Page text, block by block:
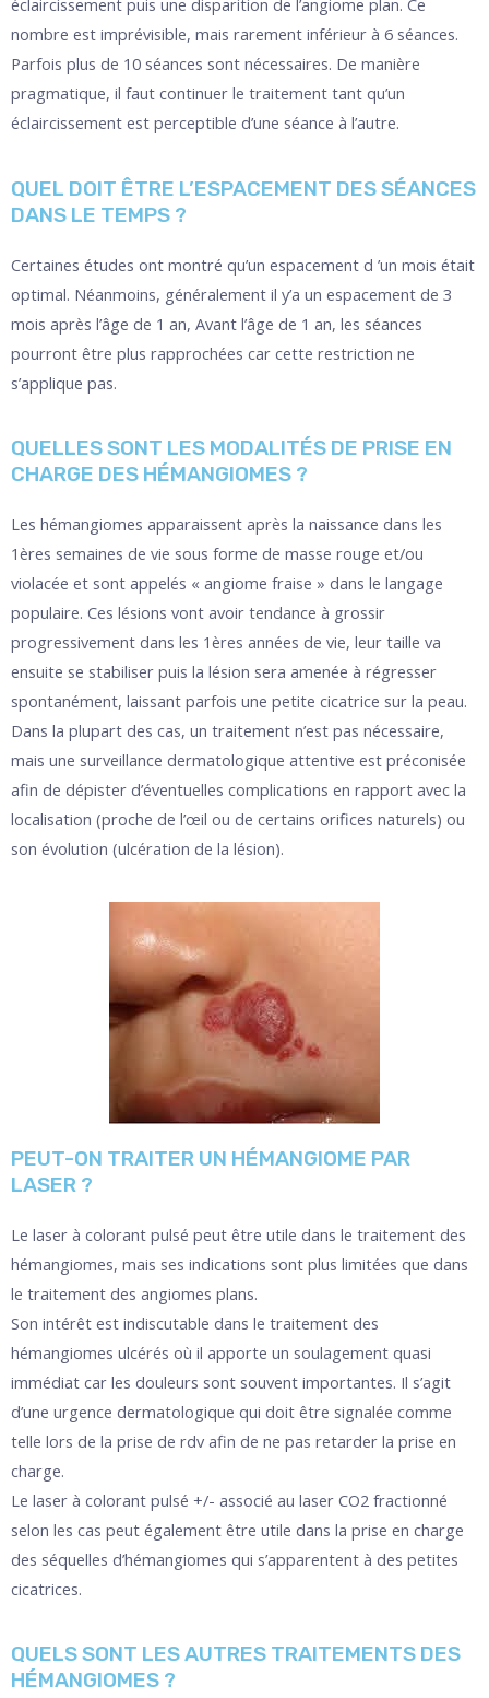
éclaircissement puis une disparition de l’angiome plan. Ce
nombre est imprévisible, mais rarement inférieur à 6 séances.
Parfois plus de 10 séances sont nécessaires. De manière
pragmatique, il faut continuer le traitement tant qu’un
éclaircissement est perceptible d’une séance à l’autre.
QUEL DOIT ÊTRE L’ESPACEMENT DES SÉANCES
DANS LE TEMPS ?
Certaines études ont montré qu’un espacement d ’un mois était
optimal. Néanmoins, généralement il y’a un espacement de 3
mois après l’âge de 1 an, Avant l’âge de 1 an, les séances
pourront être plus rapprochées car cette restriction ne
s’applique pas.
QUELLES SONT LES MODALITÉS DE PRISE EN
CHARGE DES HÉMANGIOMES ?
Les hémangiomes apparaissent après la naissance dans les
1ères semaines de vie sous forme de masse rouge et/ou
violacée et sont appelés « angiome fraise » dans le langage
populaire. Ces lésions vont avoir tendance à grossir
progressivement dans les 1ères années de vie, leur taille va
ensuite se stabiliser puis la lésion sera amenée à régresser
spontanément, laissant parfois une petite cicatrice sur la peau.
Dans la plupart des cas, un traitement n’est pas nécessaire,
mais une surveillance dermatologique attentive est préconisée
afin de dépister d’éventuelles complications en rapport avec la
localisation (proche de l’œil ou de certains orifices naturels) ou
son évolution (ulcération de la lésion).
PEUT-ON TRAITER UN HÉMANGIOME PAR
LASER ?
Le laser à colorant pulsé peut être utile dans le traitement des
hémangiomes, mais ses indications sont plus limitées que dans
le traitement des angiomes plans.
Son intérêt est indiscutable dans le traitement des
hémangiomes ulcérés où il apporte un soulagement quasi
immédiat car les douleurs sont souvent importantes. Il s’agit
d’une urgence dermatologique qui doit être signalée comme
telle lors de la prise de rdv afin de ne pas retarder la prise en
charge.
Le laser à colorant pulsé +/- associé au laser CO2 fractionné
selon les cas peut également être utile dans la prise en charge
des séquelles d’hémangiomes qui s’apparentent à des petites
cicatrices.
QUELS SONT LES AUTRES TRAITEMENTS DES
HÉMANGIOMES ?